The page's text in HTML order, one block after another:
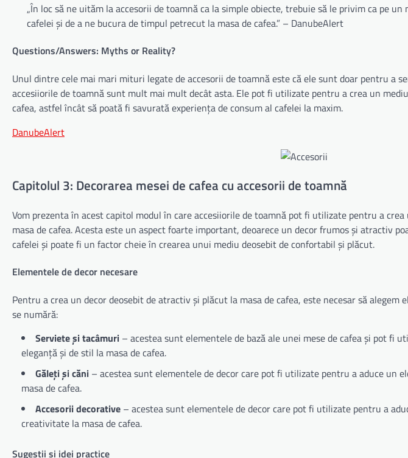
„În loc să ne uităm la accesorii de toamnă ca la simple obiecte, trebuie să le privim ca pe
cafelei și de a ne bucura de timpul petrecut la masa de cafea.” – DanubeAlert
Questions/Answers: Myths or Reality?
Unul dintre cele mai mari mituri legate de accesorii de toamnă este că ele sunt doar pentru a
accesiiorile de toamnă sunt mult mai mult decât asta. Ele pot fi utilizate pentru a crea un
cafea, astfel încât să poată fi savurată experiența de consum al cafelei la maxim.
DanubeAlert
Capitolul 3: Decorarea mesei de cafea cu accesorii de toamnă
Vom prezenta în acest capitol modul în care accesiiorile de toamnă pot fi utilizate pentru a
masa de cafea. Acesta este un aspect foarte important, deoarece un decor frumos și atractiv
cafelei și poate fi un factor cheie în crearea unui mediu deosebit de confortabil și plăcut.
Elementele de decor necesare
Pentru a crea un decor deosebit de atractiv și plăcut la masa de cafea, este necesar să
se numără:
Serviete și tacâmuri – acestea sunt elementele de bază ale unei mese de cafea și pot fi
eleganță și de stil la masa de cafea.
Găleți și căni – acestea sunt elementele de decor care pot fi utilizate pentru a aduce un
masa de cafea.
Accesorii decorative – acestea sunt elementele de decor care pot fi utilizate pentru a
creativitate la masa de cafea.
Sugestii și idei practice